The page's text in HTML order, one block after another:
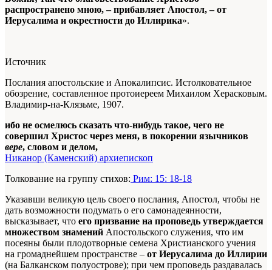
распространено мною, – прибавляет Апостол, – от
Иерусалима и окрестности до Иллирика».
Источник
Послания апостольские и Апокалипсис. Истолковательное
обозрение, составленное протоиереем Михаилом Херасковым.
Владимир-на-Клязьме, 1907.
ибо не осмелюсь сказать что-нибудь такое, чего не
совершил Христос через меня, в покорении язычников
вере, словом и делом,
Никанор (Каменский) архиепископ
Толкование на группу стихов: Рим: 15: 18-18
Указавши великую цель своего послания, Апостол, чтобы не
дать возможности подумать о его самонадеянности,
высказывает, что его призвание на проповедь утверждается
множеством знамений Апостольского служения, что им
посеяны были плодотворные семена Христианского учения
на громаднейшем пространстве – от Иерусалима до Иллирии
(на Балканском полуострове); при чем проповедь раздавалась